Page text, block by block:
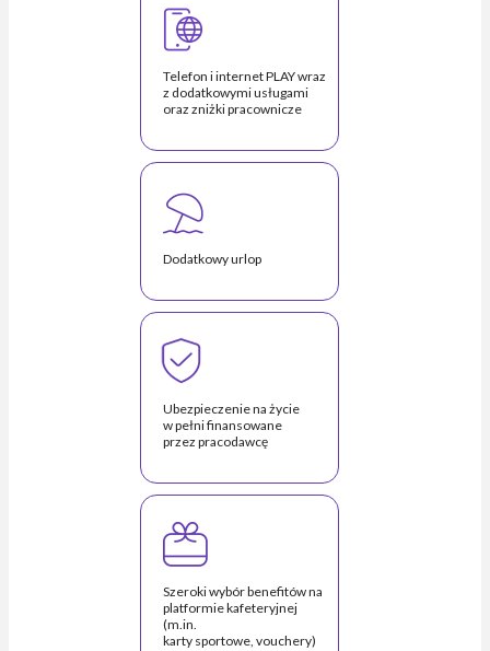
Telefon i internet PLAY wraz
z dodatkowymi usługami
oraz zniżki pracownicze
Dodatkowy urlop
Ubezpieczenie na życie
w pełni finansowane
przez pracodawcę
Szeroki wybór benefitów na
platformie kafeteryjnej
(m.in.
karty sportowe, vouchery)